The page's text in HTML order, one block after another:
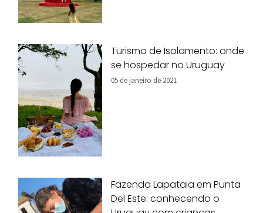
Turismo de Isolamento: onde
se hospedar no Uruguay
05 de janeiro de 2021
Fazenda Lapataia em Punta
Del Este: conhecendo o